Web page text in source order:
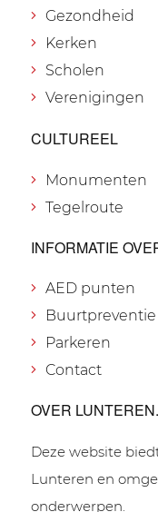
Gezondheid
Kerken
Scholen
Verenigingen
CULTUREEL
Monumenten
Tegelroute
INFORMATIE
AED punten
Buurtpreventie
Parkeren
Contact
OVER
Deze website
Lunteren en
onderwerpen.